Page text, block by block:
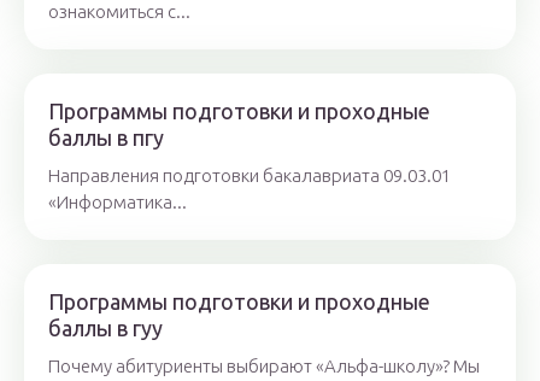
ознакомиться с...
Программы подготовки и проходные
баллы в пгу
Направления подготовки бакалавриата 09.03.01
«Информатика...
Программы подготовки и проходные
баллы в гуу
Почему абитуриенты выбирают «Альфа-школу»? Мы